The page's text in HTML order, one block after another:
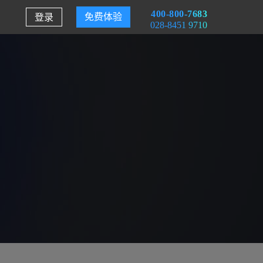
登录 免费体验
400-800-7683
028-8451 9710